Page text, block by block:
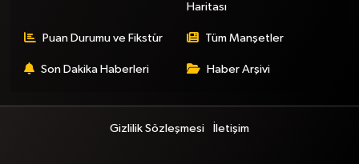
Haritası
Puan Durumu ve Fikstür Tüm Manşetler
Son Dakika Haberleri Haber Arşivi
Gizlilik Sözleşmesi İletişim